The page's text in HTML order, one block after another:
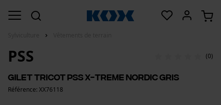
PSS (0)
Gilet tricot PSS X-treme Nordic Gris
Référence: XX76118